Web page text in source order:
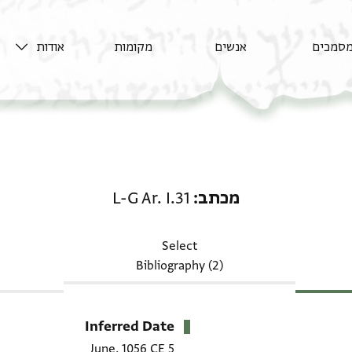
מסמכים אנשים מקומות אודות
מכתב L-G Ar. I.31
Select
Bibliography (2)
Inferred Date